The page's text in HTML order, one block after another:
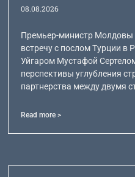
08.08.2026
Премьер-министр Молдовы
встречу с послом Турции в
Уйгаром Мустафой
перспективы углубления
партнерства между двумя
Read more >